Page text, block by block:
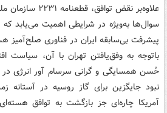
علاوه‌بر نقض
سوال‌ها به‌ویژه در شرایطی اهمیت می‌یابد که
پیشرفت بی‌سابقه ایران در فناوری صلح‌آمیز
باتوجه به وفق‌یافتن تهران با آن، سیاست
حُسن همسایگی و گرانی سرسام آور انرژی
نبود جایگزین برای گاز روسیه در آستانه
آمریکا چاره‌ای جز بازگشت به توافق